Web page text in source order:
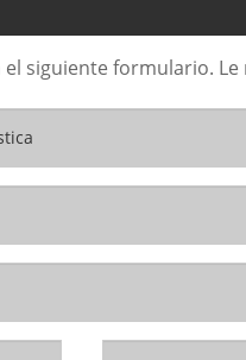
siguiente formulario.